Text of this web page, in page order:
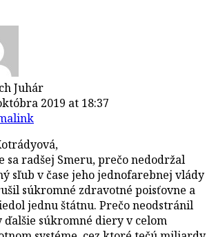
Juhár
2019 at 18:37
sa radšej Smeru, prečo nedodržal
sľub v čase jeho jednofarebnej vlády
súkromné zdravotné poisťovne a
jednu štátnu. Prečo neodstránil
ďalšie súkromné diery v celom